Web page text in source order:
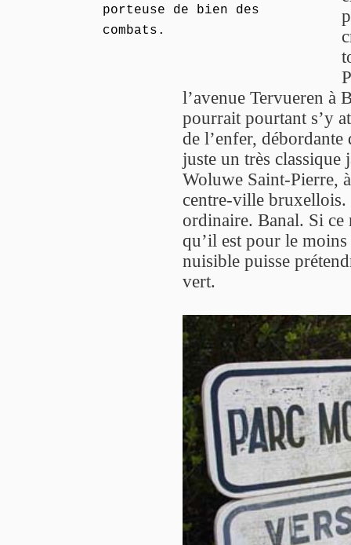
porteuse de bien des
combats.
l’avenue Tervueren à
pourrait pourtant s’y
de l’enfer, débordante
juste un très
Woluwe Saint-Pierre,
centre-ville bruxellois.
ordinaire. Banal. Si
qu’il est pour le moins
nuisible puisse
vert.